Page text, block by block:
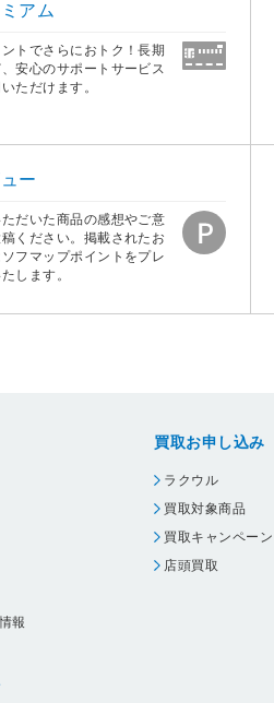
アム
トでさらにおトク！長期
安心のサポートサービス
ただけます。
ー
だいた商品の感想やご意
ください。掲載されたお
フマップポイントをプレ
します。
報
買取お申し込み
ラクウル
買取対象商品
買取キャンペーン
店頭買取